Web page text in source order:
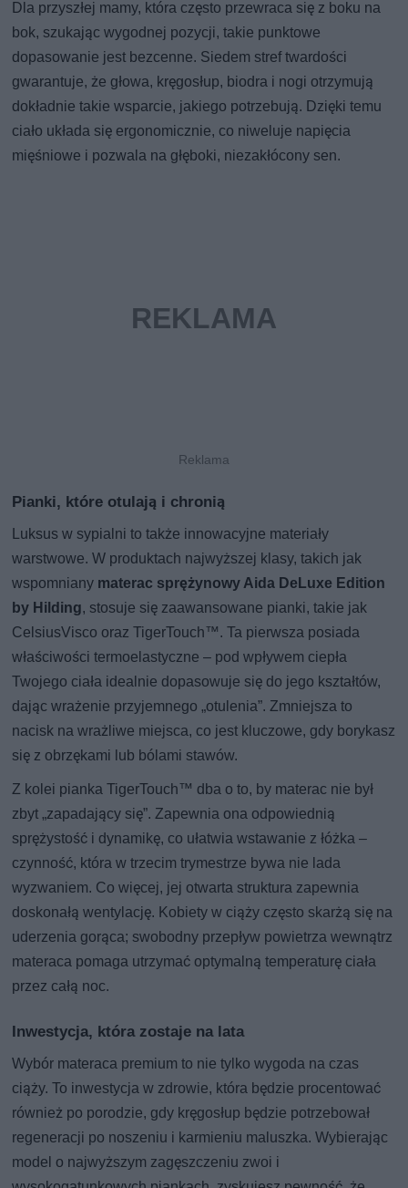
Dla przyszłej mamy, która często przewraca się z boku na
bok, szukając wygodnej pozycji, takie punktowe
dopasowanie jest bezcenne. Siedem stref twardości
gwarantuje, że głowa, kręgosłup, biodra i nogi otrzymują
dokładnie takie wsparcie, jakiego potrzebują. Dzięki temu
ciało układa się ergonomicznie, co niweluje napięcia
mięśniowe i pozwala na głęboki, niezakłócony sen.
Pianki, które otulają i chronią
Luksus w sypialni to także innowacyjne materiały
warstwowe. W produktach najwyższej klasy, takich jak
wspomniany materac sprężynowy Aida DeLuxe Edition
by Hilding, stosuje się zaawansowane pianki, takie jak
CelsiusVisco oraz TigerTouch™. Ta pierwsza posiada
właściwości termoelastyczne – pod wpływem ciepła
Twojego ciała idealnie dopasowuje się do jego kształtów,
dając wrażenie przyjemnego „otulenia”. Zmniejsza to
nacisk na wrażliwe miejsca, co jest kluczowe, gdy borykasz
się z obrzękami lub bólami stawów.
Z kolei pianka TigerTouch™ dba o to, by materac nie był
zbyt „zapadający się”. Zapewnia ona odpowiednią
sprężystość i dynamikę, co ułatwia wstawanie z łóżka –
czynność, która w trzecim trymestrze bywa nie lada
wyzwaniem. Co więcej, jej otwarta struktura zapewnia
doskonałą wentylację. Kobiety w ciąży często skarżą się na
uderzenia gorąca; swobodny przepływ powietrza wewnątrz
materaca pomaga utrzymać optymalną temperaturę ciała
przez całą noc.
Inwestycja, która zostaje na lata
Wybór materaca premium to nie tylko wygoda na czas
ciąży. To inwestycja w zdrowie, która będzie procentować
również po porodzie, gdy kręgosłup będzie potrzebował
regeneracji po noszeniu i karmieniu maluszka. Wybierając
model o najwyższym zagęszczeniu zwoi i